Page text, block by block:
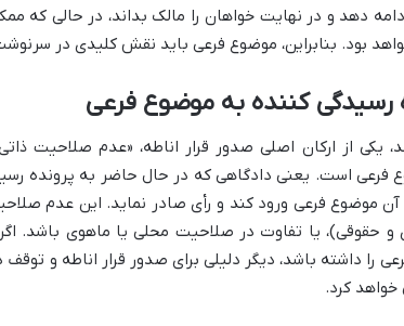
دهد و در نهایت خواهان را مالک بداند، در حالی که
بود. بنابراین، موضوع فرعی باید نقش کلیدی در
رسیدگی کننده به موضوع فرعی
یکی از ارکان اصلی صدور قرار اناطه، «عدم صلاحیت
است. یعنی دادگاهی که در حال حاضر به پرونده
آن موضوع فرعی ورود کند و رأی صادر نماید. این عدم
و حقوقی)، یا تفاوت در صلاحیت محلی یا ماهوی باشد.
را داشته باشد، دیگر دلیلی برای صدور قرار اناطه و
کرد.